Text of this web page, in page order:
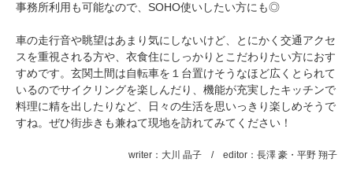
事務所利用も可能なので、SOHO使いしたい方にも◎
車の走行音や眺望はあまり気にしないけど、とにかく交通アクセ
スを重視される方や、衣食住にしっかりとこだわりたい方におす
すめです。玄関土間は自転車を１台置けそうなほど広くとられて
いるのでサイクリングを楽しんだり、機能が充実したキッチンで
料理に精を出したりなど、日々の生活を思いっきり楽しめそうで
すね。ぜひ街歩きも兼ねて現地を訪れてみてください！
writer：大川 晶子 / editor：長澤 豪・平野 翔子